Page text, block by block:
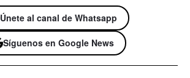
Únete al canal de Whatsapp
Síguenos en Google News